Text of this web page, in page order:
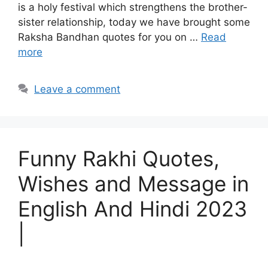
is a holy festival which strengthens the brother-
sister relationship, today we have brought some
Raksha Bandhan quotes for you on … Read
more
Leave a comment
Funny Rakhi Quotes,
Wishes and Message in
English And Hindi 2023